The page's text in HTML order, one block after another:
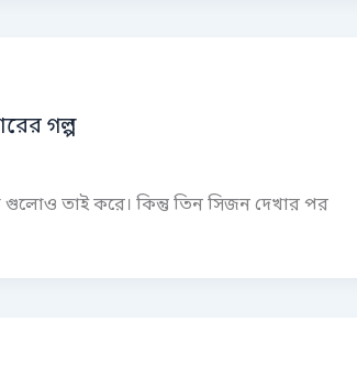
গল্প
তাই করে। কিন্তু তিন সিজন দেখার পর